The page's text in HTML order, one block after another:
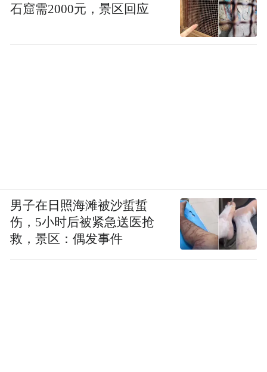
石窟需2000元，景区回应
男子在日照海滩被沙蜇蜇
伤，5小时后被紧急送医抢
救，景区：偶发事件